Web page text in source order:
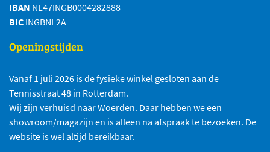
IBAN NL47INGB0004282888
BIC INGBNL2A
Openingstijden
Vanaf 1 juli 2026 is de fysieke winkel gesloten aan de
Tennisstraat 48 in Rotterdam.
Wij zijn verhuisd naar Woerden. Daar hebben we een
showroom/magazijn en is alleen na afspraak te bezoeken. De
website is wel altijd bereikbaar.